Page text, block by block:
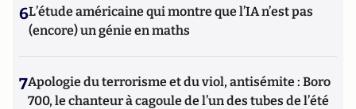
6L’étude américaine qui montre que l’IA n’est pas
(encore) un génie en maths
7Apologie du terrorisme et du viol, antisémite : Boro
700, le chanteur à cagoule de l’un des tubes de l’été